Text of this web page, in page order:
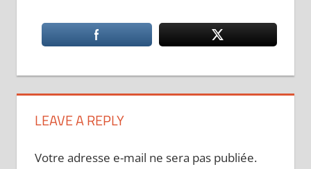
LEAVE A REPLY
Votre adresse e-mail ne sera pas publiée.